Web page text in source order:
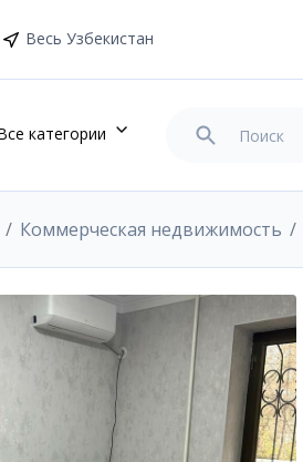
Весь Узбекистан
категории
Коммерческая недвижимость